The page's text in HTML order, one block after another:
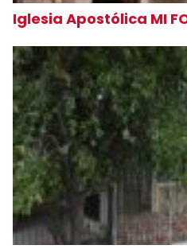
Iglesia Apostólica MI